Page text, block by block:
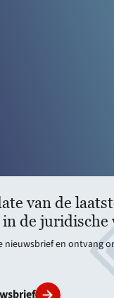
van de
de juridische
nieuwsbrief en ontvang